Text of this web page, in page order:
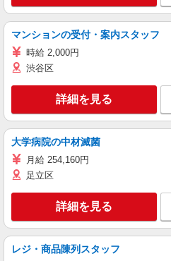
マンションの受付・案内スタッフ
時給 2,000円
渋谷区
詳細を見る
大学病院の中材滅菌
月給 254,160円
足立区
詳細を見る
レジ・商品陳列スタッフ